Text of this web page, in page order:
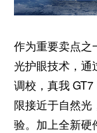
作为重要卖点之
光护眼技术，通
调校，真我
限接近于自然
验。加上全新硬